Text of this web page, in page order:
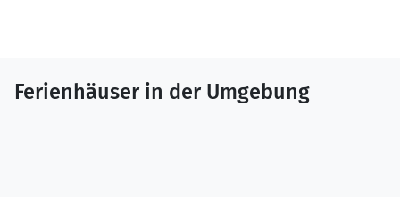
Ferienhäuser in der Umgebung